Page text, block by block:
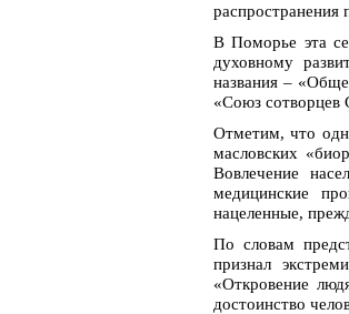
распространения
В Поморье эта
духовному
названия –
«Союз сотворцев
Отметим, что
масловских
Вовлечение
медицинские
нацеленные,
По словам
признал
«Откровение
достоинство